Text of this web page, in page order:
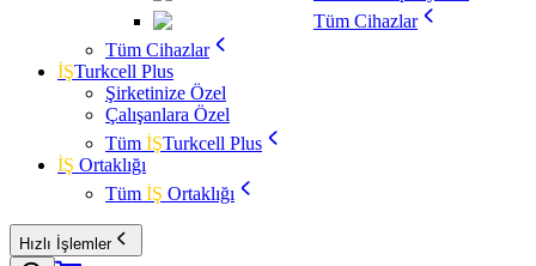
Tüm Cihazlar
Tüm Cihazlar
İŞTurkcell Plus
Şirketinize Özel
Çalışanlara Özel
Tüm İŞTurkcell Plus
İŞ Ortaklığı
Tüm İŞ Ortaklığı
Hızlı İşlemler